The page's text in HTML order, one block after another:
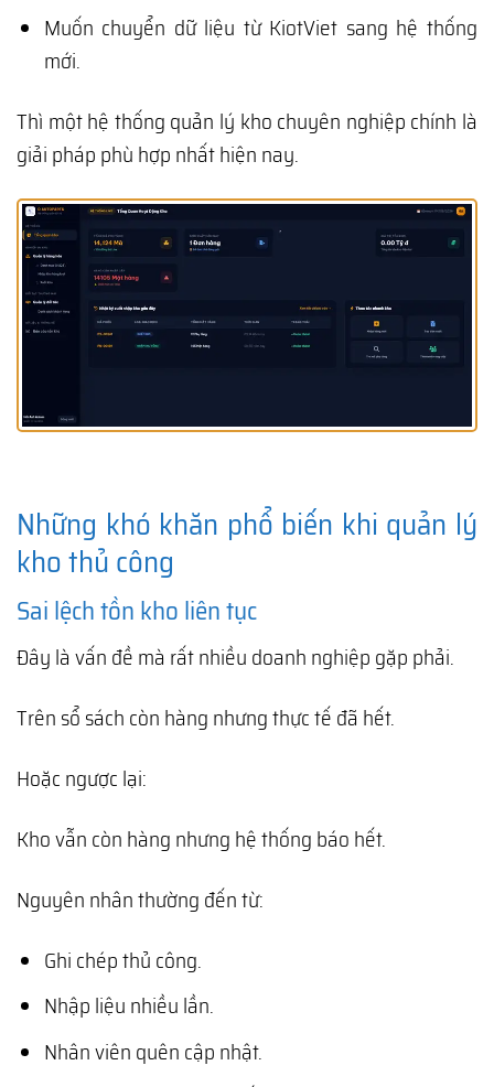
Muốn chuyển dữ liệu từ KiotViet sang hệ thống
mới.
Thì một hệ thống quản lý kho chuyên nghiệp chính là
giải pháp phù hợp nhất hiện nay.
Những khó khăn phổ biến khi quản lý
kho thủ công
Sai lệch tồn kho liên tục
Đây là vấn đề mà rất nhiều doanh nghiệp gặp phải.
Trên sổ sách còn hàng nhưng thực tế đã hết.
Hoặc ngược lại:
Kho vẫn còn hàng nhưng hệ thống báo hết.
Nguyên nhân thường đến từ:
Ghi chép thủ công.
Nhập liệu nhiều lần.
Nhân viên quên cập nhật.